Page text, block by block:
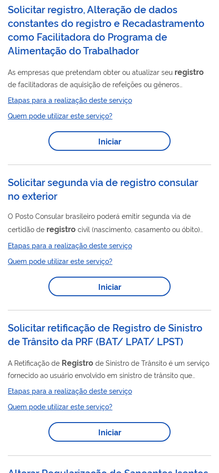
Solicitar registro, Alteração de dados
constantes do registro e Recadastramento
como Facilitadora do Programa de
Alimentação do Trabalhador
As empresas que pretendam obter ou atualizar seu registro
de facilitadoras de aquisição de refeições ou gêneros
alimentícios junto ao Programa de Alimentação do Trabalhador
(PAT) devem preencher os dados no sistema e encaminhar
a documentação exigida para análise. Após análise da
solicitação e da documentação enviada, caso a
requerente preencha os requisitos legais, será registrada
Segurança e Saúde no Trabalho e comunicada dessa decisão
por...
Etapas para a realização deste serviço
Quem pode utilizar este serviço?
Iniciar
Solicitar segunda via de registro consular
no exterior
O Posto Consular brasileiro poderá emitir segunda via de
certidão de registro civil (nascimento, casamento ou óbito)
que tiver emitido, desde que não tenha sido trasladada no
Brasil. O Posto Consular não poderá emitir segunda via de
certidão deregistrocivil emitida por cartório no Brasil ou por
outro Posto Consular. Para isso, o interessado deverá contatar
diretamente com o local onde oregistro original foi efetuado.
Etapas para a realização deste serviço
Quem pode utilizar este serviço?
Iniciar
Solicitar retificação de Registro de Sinistro
de Trânsito da PRF (BAT/ LPAT/ LPST)
A Retificação de Registro de Sinistro de Trânsito é um serviço
fornecido ao usuário envolvido em sinistro de trânsito que
discorda de alguma informação constante no
real. Este serviço se aplica aos seguintes documentos: Boletim
de Acidente de Trânsito (BAT) Laudo Pericial de Acidente de
Trânsito (LPAT) Laudo Pericial de Sinistro de Trânsito (LPST)
Etapas para a realização deste serviço
Quem pode utilizar este serviço?
Iniciar